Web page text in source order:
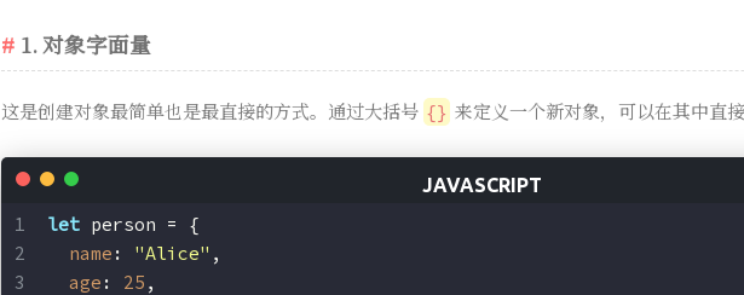
1. 对象字面量
这是创建对象最简单也是最直接的方式。通过大括号 {} 来定义一个新对象，可以在其中直
let person = {
name : "Alice" ,
age : 25 ,